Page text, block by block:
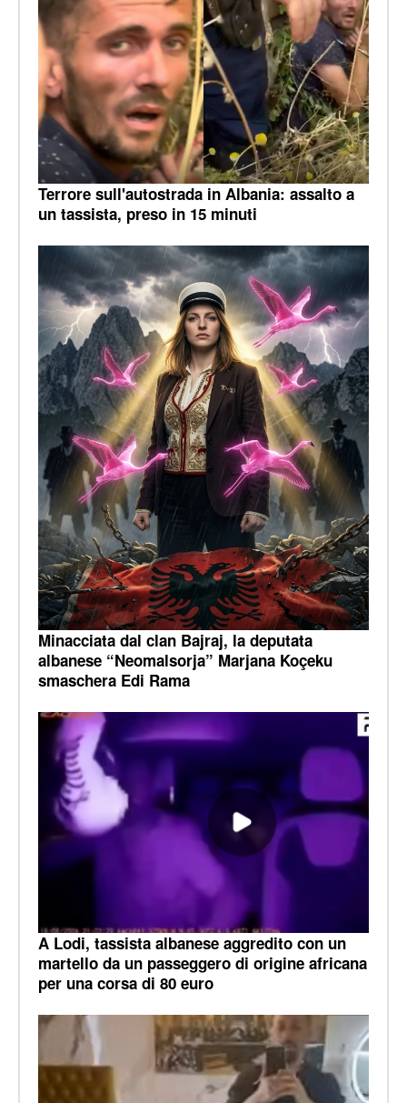
Terrore sull'autostrada in Albania: assalto a
un tassista, preso in 15 minuti
Minacciata dal clan Bajraj, la deputata
albanese “Neomalsorja” Marjana Koçeku
smaschera Edi Rama
A Lodi, tassista albanese aggredito con un
martello da un passeggero di origine africana
per una corsa di 80 euro